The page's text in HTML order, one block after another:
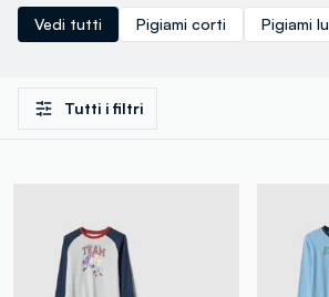
Vedi tutti Pigiami corti Pigiami
Tutti i filtri